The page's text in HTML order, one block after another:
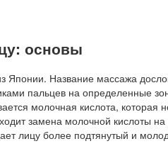
основы
Японии. Название массажа
пальцев на определенные
молочная кислота, которая
замена молочной кислоты
лицу более подтянутый и